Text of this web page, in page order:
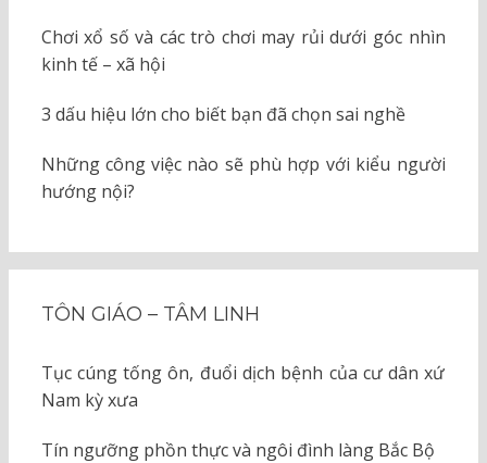
Chơi xổ số và các trò chơi may rủi dưới góc nhìn
kinh tế – xã hội
3 dấu hiệu lớn cho biết bạn đã chọn sai nghề
Những công việc nào sẽ phù hợp với kiểu người
hướng nội?
TÔN GIÁO – TÂM LINH
Tục cúng tống ôn, đuổi dịch bệnh của cư dân xứ
Nam kỳ xưa
Tín ngưỡng phồn thực và ngôi đình làng Bắc Bộ